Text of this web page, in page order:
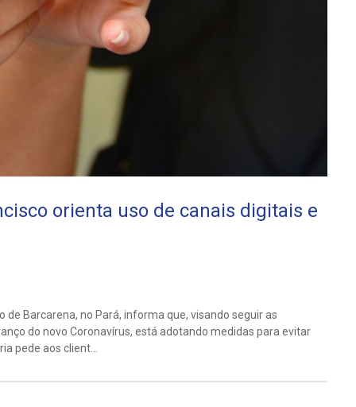
orienta uso de canais digitais e
Barcarena, no Pará, informa que, visando seguir as
do novo Coronavírus, está adotando medidas para evitar
pede aos client...